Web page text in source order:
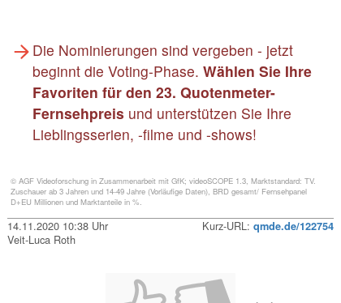
Die Nominierungen sind vergeben - jetzt
beginnt die Voting-Phase. Wählen Sie Ihre
Favoriten für den 23. Quotenmeter-
Fernsehpreis und unterstützen Sie Ihre
Lieblingsserien, -filme und -shows!
© AGF Videoforschung in Zusammenarbeit mit GfK; videoSCOPE 1.3, Marktstandard: TV.
Zuschauer ab 3 Jahren und 14-49 Jahre (Vorläufige Daten), BRD gesamt/ Fernsehpanel
D+EU Millionen und Marktanteile in %.
14.11.2020 10:38 Uhr Kurz-URL: qmde.de/122754
Veit-Luca Roth